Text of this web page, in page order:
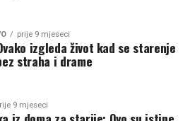
prije 9 mjeseci
izgleda život kad se starenje
straha i drame
9 mjeseci